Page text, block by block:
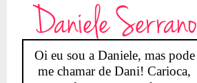
Daniele Serrano
Oi eu sou a Daniele, mas pode
me chamar de Dani! Carioca,